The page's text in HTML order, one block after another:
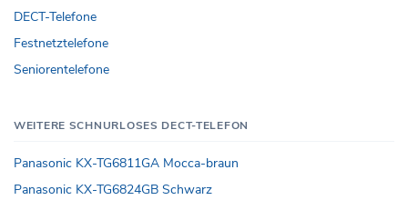
DECT-Telefone
Festnetztelefone
Seniorentelefone
WEITERE SCHNURLOSES DECT-TELEFON
Panasonic KX-TG6811GA Mocca-braun
Panasonic KX-TG6824GB Schwarz